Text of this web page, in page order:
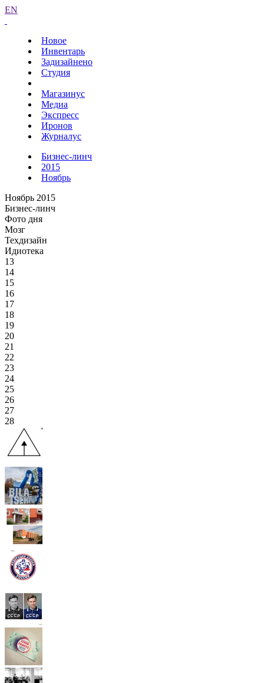
EN
Новое
Инвентарь
Задизайнено
Студия
Магазинус
Медиа
Экспресс
Иронов
Журналус
Бизнес-линч
2015
Ноябрь
Ноябрь 2015
Бизнес-линч
Фото дня
Мозг
Техдизайн
Идиотека
13
14
15
16
17
18
19
20
21
22
23
24
25
26
27
28